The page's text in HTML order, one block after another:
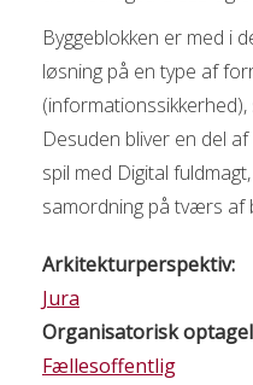
Byggeblokken er med i
løsning på en type af
Desuden bliver en del
spil med Digital
samordning på tværs af
Arkitekturperspektiv:
Jura
Organisatorisk
Fællesoffentlig